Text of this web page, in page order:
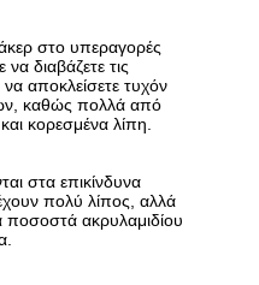
στο υπεραγορές
διαβάζετε τις
να αποκλείσετε τυχόν
καθώς πολλά από
κορεσμένα λίπη.
στα επικίνδυνα
πολύ λίπος, αλλά
ποσοστά ακρυλαμιδίου